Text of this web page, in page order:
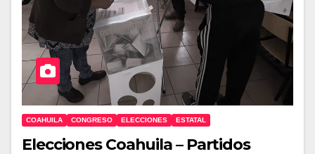
COAHUILA CONGRESO ELECCIONES ESTATAL
Elecciones Coahuila – Partidos